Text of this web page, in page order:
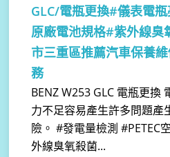
GLC/電瓶更換#儀表電
原廠電池規格#紫外線臭
市三重區推薦汽車保養
務
BENZ W253 GLC 電瓶更換
力不足容易產生許多問題產
險。 #發電量檢測 #PETEC
外線臭氧殺菌...